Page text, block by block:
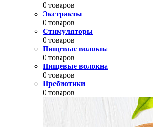
0 товаров
Экстракты
0 товаров
Стимуляторы
0 товаров
Пищевые волокна
0 товаров
Пищевые волокна
0 товаров
Пребиотики
0 товаров